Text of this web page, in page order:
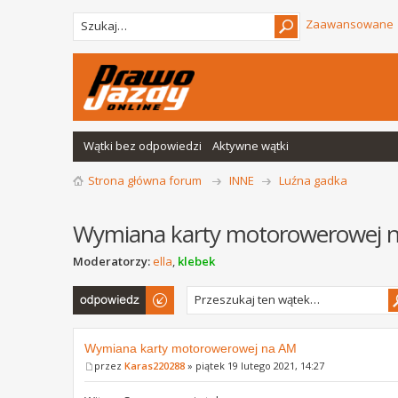
Zaawansowane
Wątki bez odpowiedzi Aktywne wątki
Strona główna forum INNE Luźna gadka
Wymiana karty motorowerowej
Moderatorzy:ella, klebek
Odpowiedz
Wymiana karty motorowerowej na AM
przez Karas220288 » piątek 19 lutego 2021, 14:27